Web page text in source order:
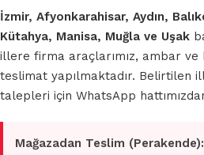
İzmir, Afyonkarahisar, Aydın,
Kütahya, Manisa, Muğla ve Uşak
illere firma araçlarımız, ambar
teslimat yapılmaktadır. Belirtilen
talepleri için WhatsApp
Mağazadan Teslim (Perakende):